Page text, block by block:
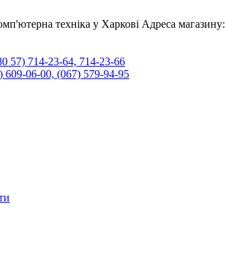
техніка у Харкові Адреса магазину:
57) 714-23-64, 714-23-66
609-06-00, (067) 579-94-95